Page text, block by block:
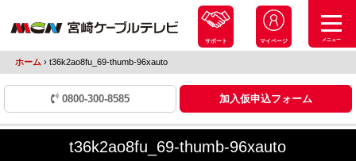
サポート マイページ メニュー
ホーム ›t36k2ao8fu_69-thumb-96xauto
0800-300-8585 加入仮申込フォーム
t36k2ao8fu_69-thumb-96xauto